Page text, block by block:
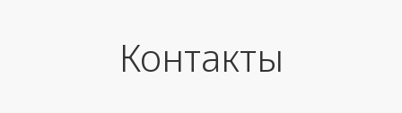
Контакты